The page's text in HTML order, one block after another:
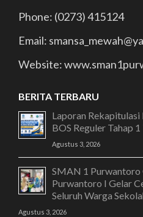
Phone: (0273) 415124
Email:
Website:
BERITA TERBARU
Laporan Rekapitulasi
BOS Reguler Tahap
Agustus 3, 2026
SMAN 1 Purwantoro
Purwantoro I Gelar
Seluruh Warga
Agustus 3, 2026